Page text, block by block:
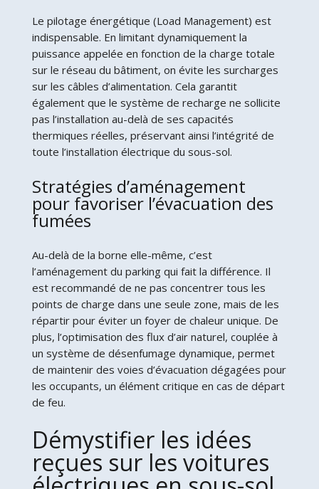
Le pilotage énergétique (Load Management) est
indispensable. En limitant dynamiquement la
puissance appelée en fonction de la charge totale
sur le réseau du bâtiment, on évite les surcharges
sur les câbles d’alimentation. Cela garantit
également que le système de recharge ne sollicite
pas l’installation au-delà de ses capacités
thermiques réelles, préservant ainsi l’intégrité de
toute l’installation électrique du sous-sol.
Stratégies d’aménagement
pour favoriser l’évacuation des
fumées
Au-delà de la borne elle-même, c’est
l’aménagement du parking qui fait la différence. Il
est recommandé de ne pas concentrer tous les
points de charge dans une seule zone, mais de les
répartir pour éviter un foyer de chaleur unique. De
plus, l’optimisation des flux d’air naturel, couplée à
un système de désenfumage dynamique, permet
de maintenir des voies d’évacuation dégagées pour
les occupants, un élément critique en cas de départ
de feu.
Démystifier les idées
reçues sur les voitures